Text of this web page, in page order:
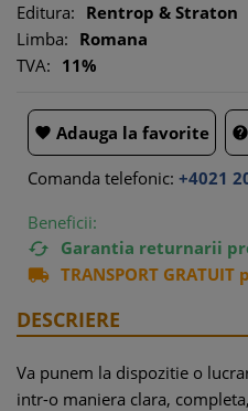
Editura: Rentrop & Straton
Limba: Romana
TVA: 11%
 Adauga la favorite 
Comanda telefonic: +4021
Beneficii:
 Garantia returnarii
 TRANSPORT
DESCRIERE
Va punem la dispozitie o
intr-o maniera clara,